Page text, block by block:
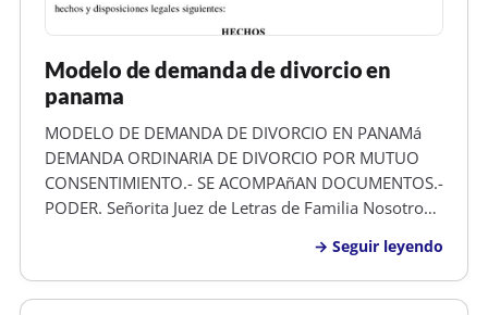
Modelo de demanda de divorcio en
panama
MODELO DE DEMANDA DE DIVORCIO EN PANAMá
DEMANDA ORDINARIA DE DIVORCIO POR MUTUO
CONSENTIMIENTO.- SE ACOMPAñAN DOCUMENTOS.-
PODER. Señorita Juez de Letras de Familia Nosotros,
hondureño, animador, con numero de identidad
0101-2025-00872 y de este domicilio y KRISANN
DIANA FRE…
Seguir leyendo